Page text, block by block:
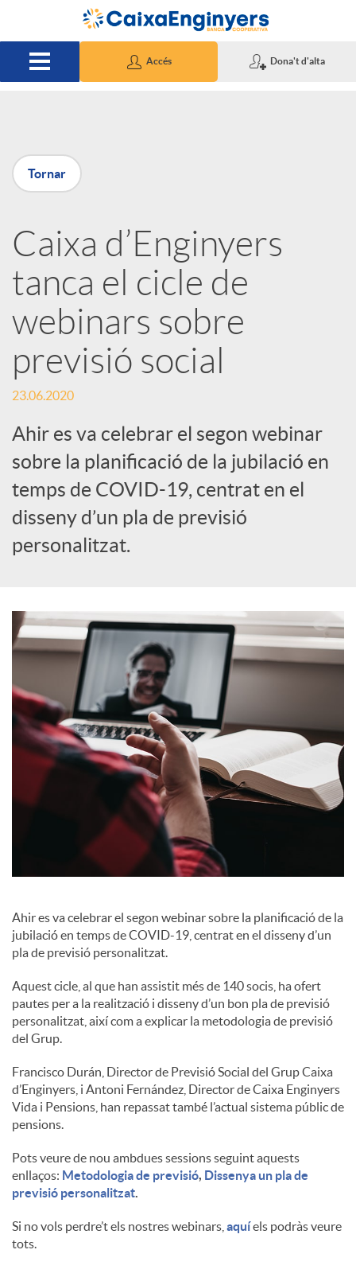
Salta al contingut principal
Accés Dona't d'alta
P
u
b
l
i
c
a
d
o
r
d
e
c
o
t
i
n
g
u
t
s
Tornar
Caixa d’Enginyers
tanca el cicle de
webinars sobre
previsió social
23.06.2020
Ahir es va celebrar el segon webinar
sobre la planificació de la jubilació en
temps de COVID-19, centrat en el
disseny d’un pla de previsió
personalitzat.
Ahir es va celebrar el segon webinar sobre la planificació de la
jubilació en temps de COVID-19, centrat en el disseny d’un
pla de previsió personalitzat.
Aquest cicle, al que han assistit més de 140 socis, ha ofert
pautes per a la realització i disseny d’un bon pla de previsió
personalitzat, així com a explicar la metodologia de previsió
del Grup.
Francisco Durán, Director de Previsió Social del Grup Caixa
d’Enginyers, i Antoni Fernández, Director de Caixa Enginyers
Vida i Pensions, han repassat també l’actual sistema públic de
pensions.
Pots veure de nou ambdues sessions seguint aquests
enllaços: Metodologia de previsió, Dissenya un pla de
previsió personalitzat.
Si no vols perdre’t els nostres webinars, aquíels podràs veure
tots.